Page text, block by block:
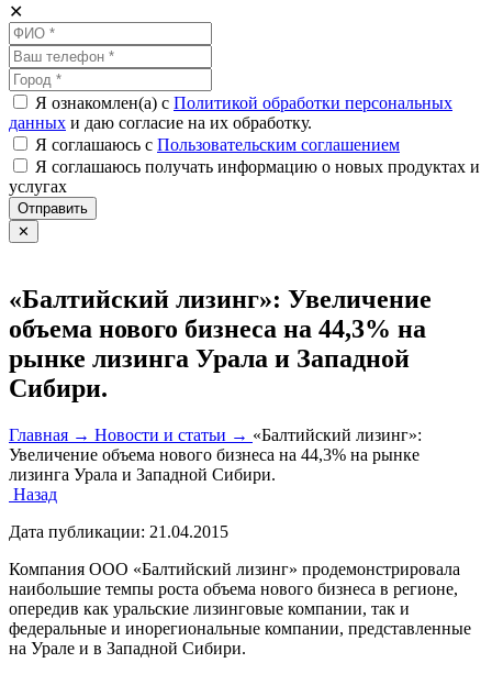
✕
Я ознакомлен(а) с Политикой обработки персональных
данных и даю согласие на их обработку.
Я соглашаюсь c Пользовательским соглашением
Я соглашаюсь получать информацию о новых продуктах и
услугах
Отправить
✕
«Балтийский лизинг»: Увеличение
объема нового бизнеса на 44,3% на
рынке лизинга Урала и Западной
Сибири.
Главная → Новости и статьи → «Балтийский лизинг»:
Увеличение объема нового бизнеса на 44,3% на рынке
лизинга Урала и Западной Сибири.
Назад
Дата публикации: 21.04.2015
Компания ООО «Балтийский лизинг» продемонстрировала
наибольшие темпы роста объема нового бизнеса в регионе,
опередив как уральские лизинговые компании, так и
федеральные и инорегиональные компании, представленные
на Урале и в Западной Сибири.